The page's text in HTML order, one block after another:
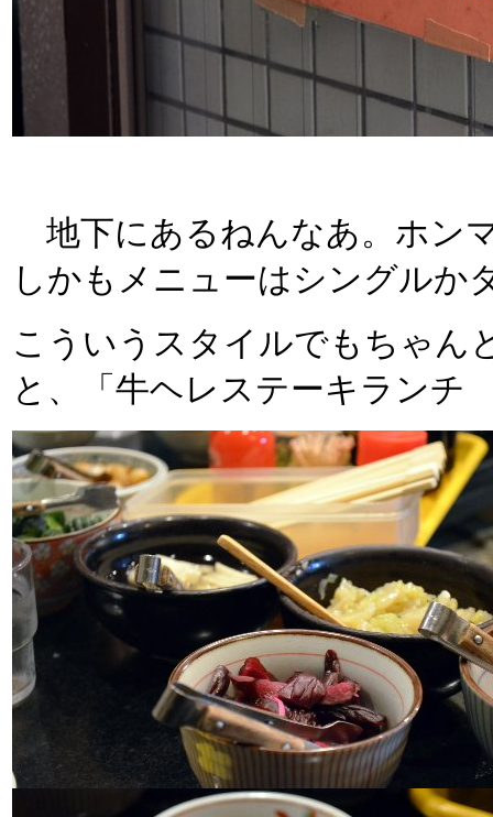
地下にあるねんなあ。ホン
しかもメニューはシングルか
こういうスタイルでもちゃん
と、「牛ヘレステーキラン